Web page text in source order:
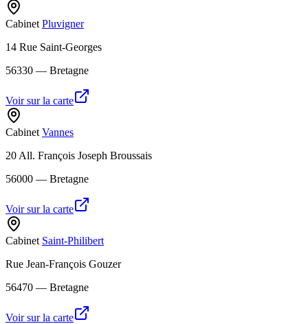
Cabinet Pluvigner
14 Rue Saint-Georges
56330 — Bretagne
Voir sur la carte
Cabinet Vannes
20 All. François Joseph Broussais
56000 — Bretagne
Voir sur la carte
Cabinet Saint-Philibert
Rue Jean-François Gouzer
56470 — Bretagne
Voir sur la carte